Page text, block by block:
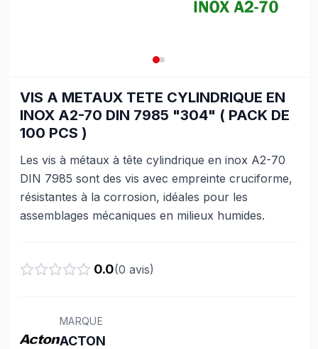
VIS A METAUX TETE CYLINDRIQUE EN
INOX A2-70 DIN 7985 "304" ( PACK DE
100 PCS )
Les vis à métaux à tête cylindrique en inox A2-70
DIN 7985 sont des vis avec empreinte cruciforme,
résistantes à la corrosion, idéales pour les
assemblages mécaniques en milieux humides.
0.0(0 avis)
MARQUE
ACTON